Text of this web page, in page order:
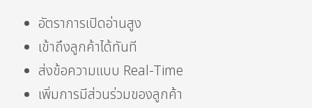
อัตราการเปิดอ่านสูง
เข้าถึงลูกค้าได้ทันที
ส่งข้อความแบบ Real-Time
เพิ่มการมีส่วนร่วมของลูกค้า